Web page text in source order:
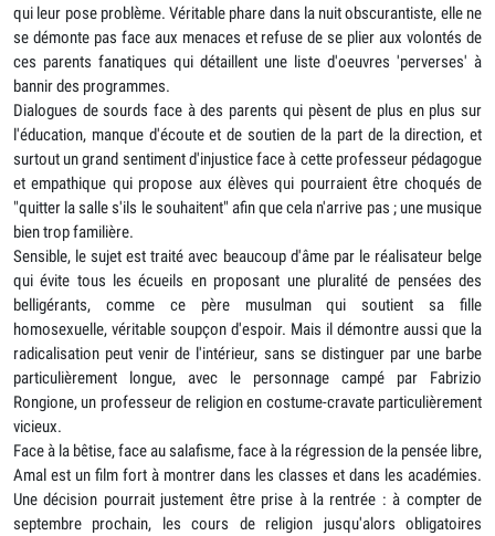
qui leur pose problème. Véritable phare dans la nuit obscurantiste, elle ne
se démonte pas face aux menaces et refuse de se plier aux volontés de
ces parents fanatiques qui détaillent une liste d'oeuvres 'perverses' à
bannir des programmes.
Dialogues de sourds face à des parents qui pèsent de plus en plus sur
l'éducation, manque d'écoute et de soutien de la part de la direction, et
surtout un grand sentiment d'injustice face à cette professeur pédagogue
et empathique qui propose aux élèves qui pourraient être choqués de
"quitter la salle s'ils le souhaitent" afin que cela n'arrive pas ; une musique
bien trop familière.
Sensible, le sujet est traité avec beaucoup d'âme par le réalisateur belge
qui évite tous les écueils en proposant une pluralité de pensées des
belligérants, comme ce père musulman qui soutient sa fille
homosexuelle, véritable soupçon d'espoir. Mais il démontre aussi que la
radicalisation peut venir de l'intérieur, sans se distinguer par une barbe
particulièrement longue, avec le personnage campé par Fabrizio
Rongione, un professeur de religion en costume-cravate particulièrement
vicieux.
Face à la bêtise, face au salafisme, face à la régression de la pensée libre,
Amal est un film fort à montrer dans les classes et dans les académies.
Une décision pourrait justement être prise à la rentrée : à compter de
septembre prochain, les cours de religion jusqu'alors obligatoires